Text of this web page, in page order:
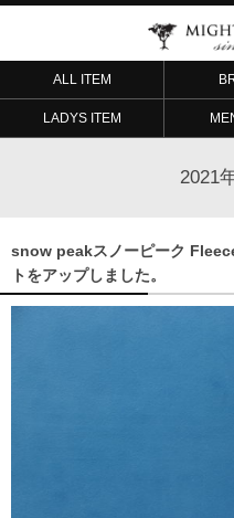
ALL ITEM
LADYS ITEM
2021
snow peakスノーピーク
トをアップしました。